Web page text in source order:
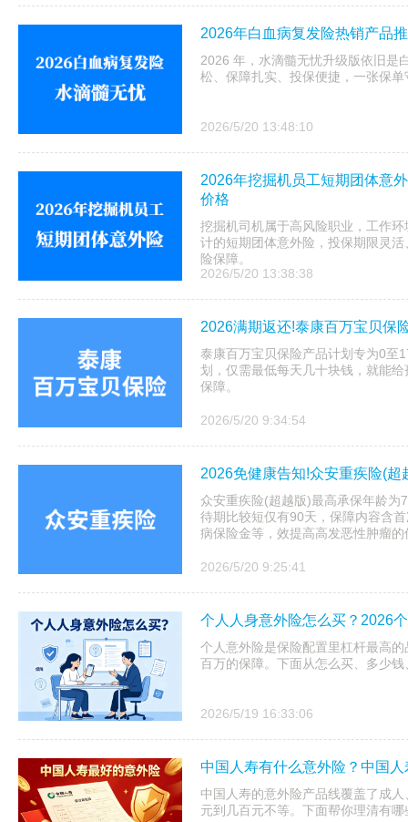
2026年白血病复发险热销产品
2026 年，水滴髓无忧升级版依旧是
松、保障扎实、投保便捷，一张保
2026/5/20 13:48:10
2026年挖掘机员工短期团体意
价格
挖掘机司机属于高风险职业，工作
计的短期团体意外险，投保期限灵
险保障。
2026/5/20 13:38:38
2026满期返还!泰康百万宝贝保
泰康百万宝贝保险产品计划专为0至
划，仅需最低每天几十块钱，就能
保障。
2026/5/20 9:34:54
2026免健康告知!众安重疾险(
众安重疾险(超越版)最高承保年龄为
待期比较短仅有90天，保障内容含
病保险金等，效提高高发恶性肿瘤的
2026/5/20 9:25:41
个人人身意外险怎么买？2026
个人意外险是保险配置里杠杆最高
百万的保障。下面从怎么买、多少
2026/5/19 16:33:06
中国人寿有什么意外险？中国
中国人寿的意外险产品线覆盖了成
元到几百元不等。下面帮你理清有